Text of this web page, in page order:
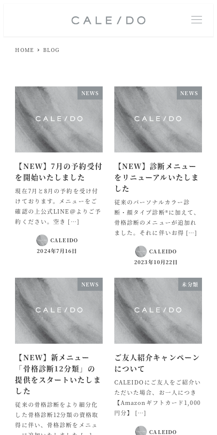
HOME BLOG
NEWS
【NEW】7月の予約受付
を開始いたしました
現在7月と8月の予約を受け付
けております。メニューをご
確認の上公式LINE＠よりご予
約ください。空き […]
CALEIDO
2024年7月16日
NEWS
【NEW】診断メニュー
をリニューアルいたしま
した
従来のパーソナルカラー診
断・顔タイプ診断®に加えて、
骨格診断のメニューが追加れ
ました。それに伴いお得 […]
CALEIDO
2023年10月22日
NEWS
【NEW】新メニュー
「骨格診断12分類」の
提供をスタートいたしま
した
従来の骨格診断をより細分化
した骨格診断12分類の資格取
得に伴い、骨格診断をメニュ
未分類
ご友人紹介キャンペーン
について
CALEIDOにご友人をご紹介い
ただいた場合、お一人につき
【Amazonギフトカード1,000
円分】 […]
CALEIDO